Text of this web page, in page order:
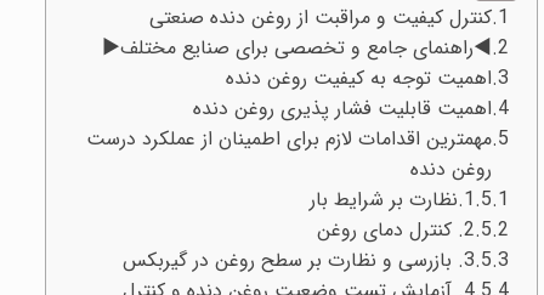
کنترل کیفیت و مراقبت از روغن دنده صنعتی
◄راهنمای جامع و تخصصی برای صنایع مختلف►
اهمیت توجه به کیفیت روغن دنده
اهمیت قابلیت فشار پذیری روغن دنده
مهمترین اقدامات لازم برای اطمینان از عملکرد درست
روغن دنده
1.نظارت بر شرایط بار
2. کنترل دمای روغن
3. بازرسی و نظارت بر سطح روغن در گیربکس